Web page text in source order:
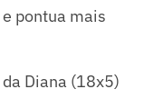
pontua mais
Diana (18x5)